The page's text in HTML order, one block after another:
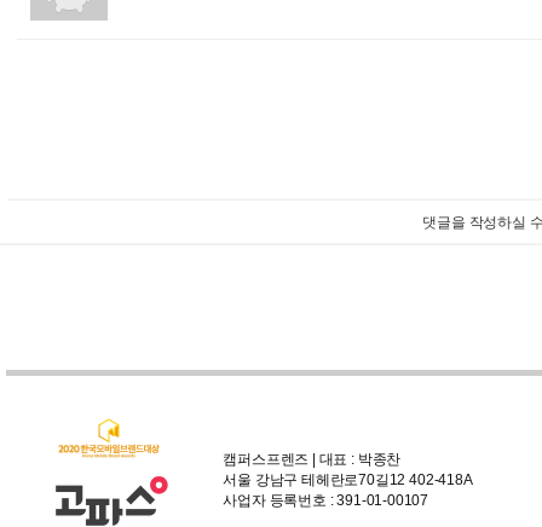
댓글을 작성하실
캠퍼스프렌즈 | 대표 : 박종찬
서울 강남구 테헤란로70길12 402-418A
사업자 등록번호 : 391-01-00107